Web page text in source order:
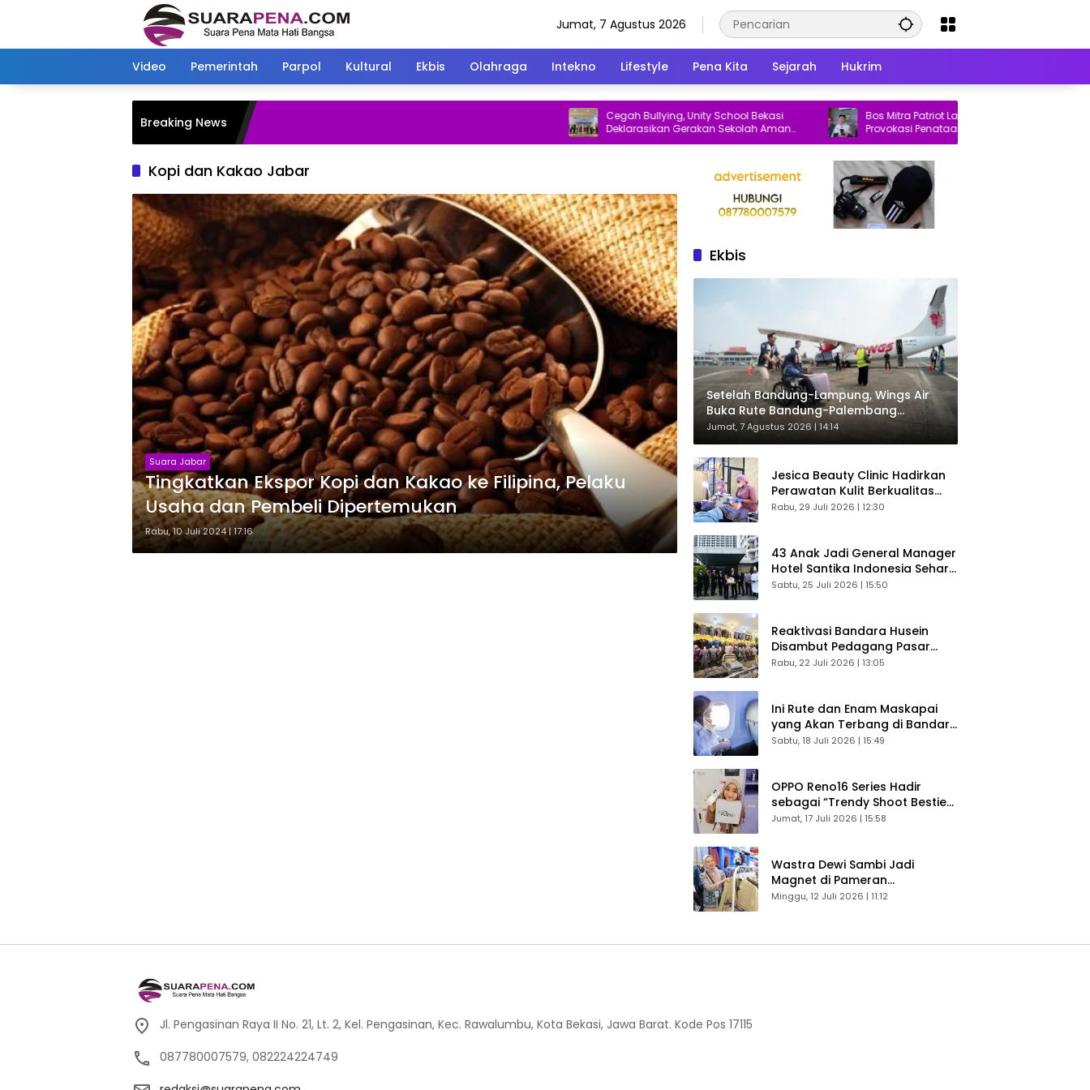
Jumat, 7 Agustus 2026
Video Pemerintah Parpol Kultural Ekbis Olahraga Intekno Lifestyle Pena Kita Sejarah Hukrim
Breaking News
Cegah Bullying, Unity School Bekasi
Deklarasikan Gerakan Sekolah Aman
dan Ramah Anak
Bos Mitra Patriot Laporkan Dugaan
Provokasi Penataan Pasar Baru Bekasi ke
Polisi
Kopi dan Kakao Jabar
Suara Jabar
Tingkatkan Ekspor Kopi dan Kakao ke Filipina, Pelaku
Usaha dan Pembeli Dipertemukan
Rabu, 10 Juli 2024 | 17:16
Ekbis
Setelah Bandung-Lampung, Wings Air
Buka Rute Bandung-Palembang
Direspons Langsung Penumpang
Jumat, 7 Agustus 2026 | 14:14
Jesica Beauty Clinic Hadirkan
Perawatan Kulit Berkualitas
Plus Konsultasi Gratis
Rabu, 29 Juli 2026 | 12:30
43 Anak Jadi General Manager
Hotel Santika Indonesia Sehari
Sukses Digelar
Sabtu, 25 Juli 2026 | 15:50
Reaktivasi Bandara Husein
Disambut Pedagang Pasar
Baru, Diyakini Bangkitkan
Rabu, 22 Juli 2026 | 13:05
Ini Rute dan Enam Maskapai
yang Akan Terbang di Bandara
Husein Sastranegara
Sabtu, 18 Juli 2026 | 15:49
OPPO Reno16 Series Hadir
sebagai “Trendy Shoot Bestie”,
Bikin Konten Kreator Makin
Jumat, 17 Juli 2026 | 15:58
Wastra Dewi Sambi Jadi
Magnet di Pameran
Dekranasda, Banyak Diminati
Minggu, 12 Juli 2026 | 11:12
Jl. Pengasinan Raya II No. 21, Lt. 2, Kel. Pengasinan, Kec. Rawalumbu, Kota Bekasi, Jawa Barat. Kode Pos 17115
087780007579, 082224224749